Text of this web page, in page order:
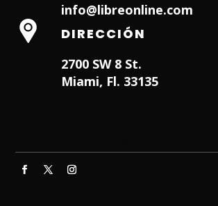
info@libreonline.com
DIRECCIÓN
2700 SW 8 St.
Miami, Fl. 33135